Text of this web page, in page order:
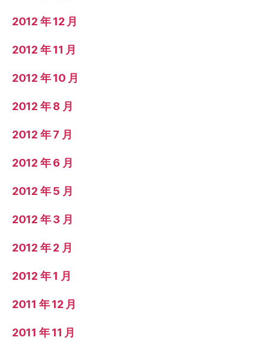
2012 年 12 月
2012 年 11 月
2012 年 10 月
2012 年 8 月
2012 年 7 月
2012 年 6 月
2012 年 5 月
2012 年 3 月
2012 年 2 月
2012 年 1 月
2011 年 12 月
2011 年 11 月